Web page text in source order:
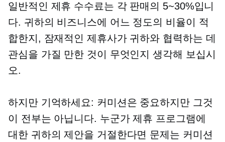
일반적인 제휴 수수료는 각 판매의 5~30%입니
다. 귀하의 비즈니스에 어느 정도의 비율이 적
합한지, 잠재적인 제휴사가 귀하와 협력하는 데
관심을 가질 만한 것이 무엇인지 생각해 보십시
오.
하지만 기억하세요: 커미션은 중요하지만 그것
이 전부는 아닙니다. 누군가 제휴 프로그램에
대한 귀하의 제안을 거절한다면 문제는 커미션